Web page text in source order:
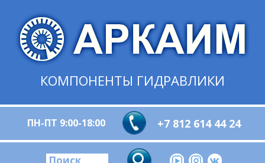
КОМПОНЕНТЫ ГИДРАВЛИКИ
ПН-ПТ 9:00-18:00 +7 812 614 44 24